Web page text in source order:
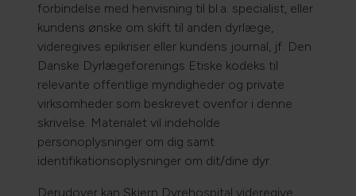
forbindelse med henvisning til bl.a. specialist, eller
kundens ønske om skift til anden dyrlæge,
videregives epikriser eller kundens journal, jf. Den
Danske Dyrlægeforenings Etiske kodeks til
relevante offentlige myndigheder og private
virksomheder som beskrevet ovenfor i denne
skrivelse. Materialet vil indeholde
personoplysninger om dig samt
identifikationsoplysninger om dit/dine dyr.
Derudover kan Skjern Dyrehospital videregive